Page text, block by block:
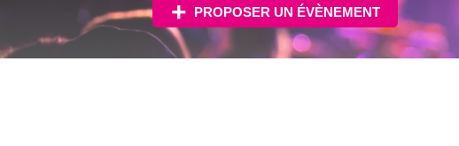
PROPOSER UN ÉVÈNEMENT